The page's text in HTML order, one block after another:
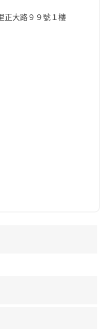
正大路９９號１樓